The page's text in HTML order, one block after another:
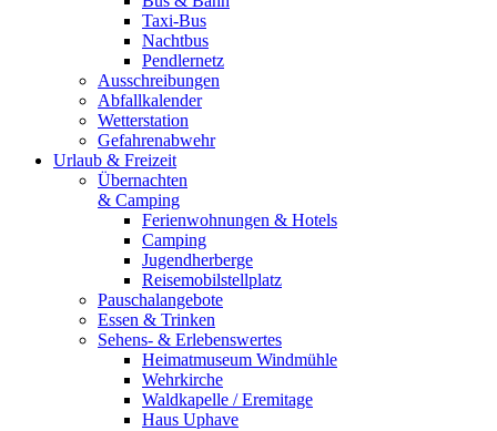
Taxi-Bus
Nachtbus
Pendlernetz
Ausschreibungen
Abfallkalender
Wetterstation
Gefahrenabwehr
Urlaub & Freizeit
Übernachten
& Camping
Ferienwohnungen & Hotels
Camping
Jugendherberge
Reisemobilstellplatz
Pauschalangebote
Essen & Trinken
Sehens- & Erlebenswertes
Heimatmuseum Windmühle
Wehrkirche
Waldkapelle / Eremitage
Haus Uphave